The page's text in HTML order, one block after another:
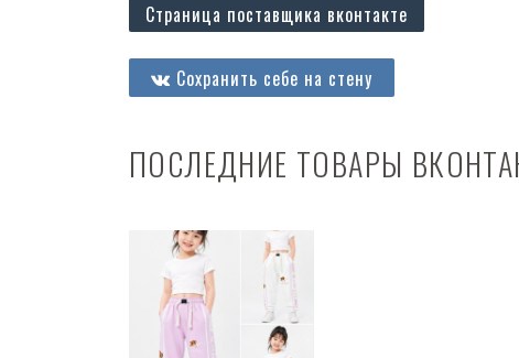
Страница поставщика вконтакте
Сохранить себе на стену
ПОСЛЕДНИЕ ТОВАРЫ